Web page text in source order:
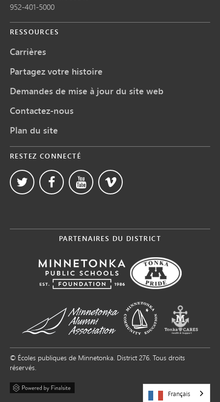
952-401-5000
RESSOURCES
Carrières
Partagez votre histoire
Demandes de mise à jour du site web
Contactez-nous
Plan du site
RESTEZ CONNECTÉ
PARTENAIRES DU DISTRICT
© Écoles publiques de Minnetonka. District 276. Tous droits
réservés.
Français